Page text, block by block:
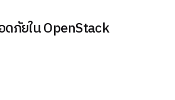
ดภัยใน OpenStack